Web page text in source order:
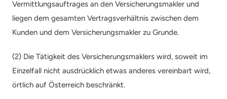
Vermittlungsauftrages an den Versicherungsmakler und
liegen dem gesamten Vertragsverhältnis zwischen dem
Kunden und dem Versicherungsmakler zu Grunde.
(2) Die Tätigkeit des Versicherungsmaklers wird, soweit im
Einzelfall nicht ausdrücklich etwas anderes vereinbart wird,
örtlich auf Österreich beschränkt.